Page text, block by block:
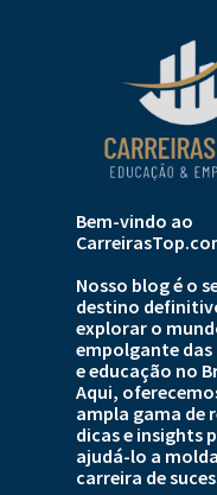
Bem-vindo ao
Nosso blog é o
destino
explorar o
empolgante das
e educação no
Aqui,
ampla gama de
dicas e insights
ajudá-lo a
carreira de